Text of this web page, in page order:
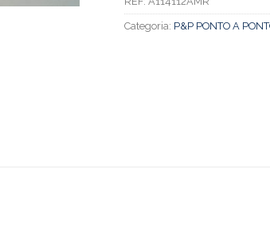
Categoria: P&P PONTO A